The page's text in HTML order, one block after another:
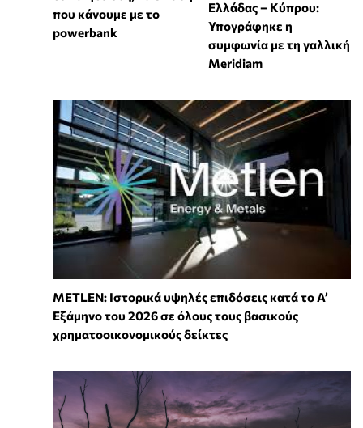
που κάνουμε με το
powerbank
Ελλάδας – Κύπρου:
Υπογράφηκε η
συμφωνία με τη γαλλική
Meridiam
METLEN: Ιστορικά υψηλές επιδόσεις κατά το Α’
Εξάμηνο του 2026 σε όλους τους βασικούς
χρηματοοικονομικούς δείκτες